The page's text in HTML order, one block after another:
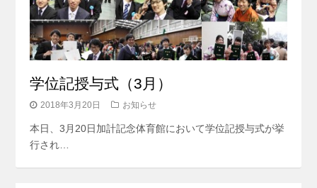
学位記授与式（3月）
2018年3月20日 お知らせ
本日、3月20日加計記念体育館において学位記授与式が挙
行され…